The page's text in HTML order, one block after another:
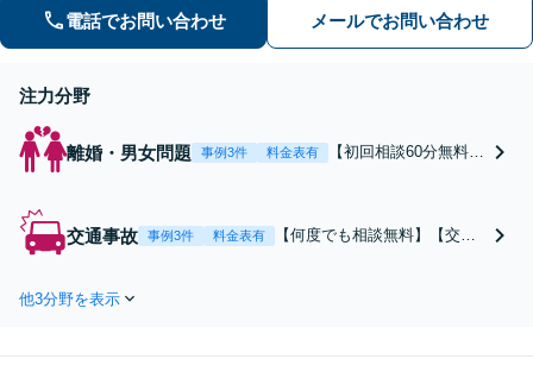
電話でお問い合わせ メールでお問い合わせ
注力分野
離婚・男女問題 事例3件 料金表有
【初回相談60分無料】
豊富な相談実績】【着
手金の返金保証あり】
交通事故 事例3件 料金表有
【何度でも相談無料】【交通
険会社と交渉し、治療期間の
他3分野を表示